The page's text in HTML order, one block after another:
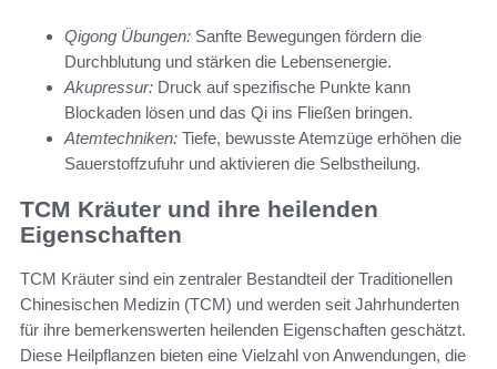
Qigong Übungen: Sanfte Bewegungen fördern die
Durchblutung und stärken die Lebensenergie.
Akupressur: Druck auf spezifische Punkte kann
Blockaden lösen und das Qi ins Fließen bringen.
Atemtechniken: Tiefe, bewusste Atemzüge erhöhen die
Sauerstoffzufuhr und aktivieren die Selbstheilung.
TCM Kräuter und ihre heilenden
Eigenschaften
TCM Kräuter sind ein zentraler Bestandteil der Traditionellen
Chinesischen Medizin (TCM) und werden seit Jahrhunderten
für ihre bemerkenswerten heilenden Eigenschaften geschätzt.
Diese Heilpflanzen bieten eine Vielzahl von Anwendungen, die